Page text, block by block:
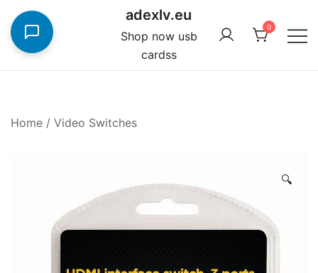
content
adexlv.eu
Shop now usb
cardss
0
Home / Video Switches
🔍